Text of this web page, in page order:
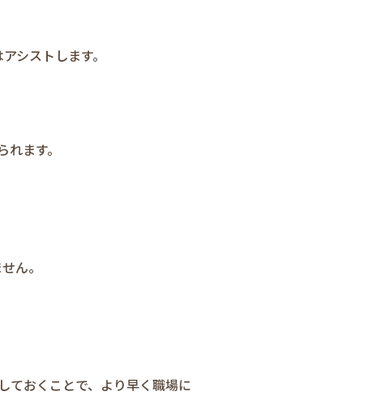
シストします。
ます。
ん。
ておくことで、より早く職場に